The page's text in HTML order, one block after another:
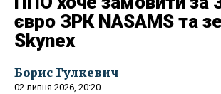
євро ЗРК NASAMS та
Skynex
Борис Гулкевич
02 липня 2026, 20:20